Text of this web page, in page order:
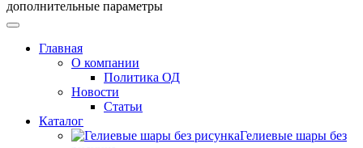
дополнительные параметры
Главная
О компании
Политика ОД
Новости
Статьи
Каталог
Гелиевые шары без